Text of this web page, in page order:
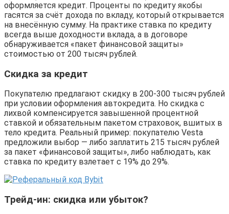
оформляется кредит. Проценты по кредиту якобы
гасятся за счёт дохода по вкладу, который открывается
на внесённую сумму. На практике ставка по кредиту
всегда выше доходности вклада, а в договоре
обнаруживается «пакет финансовой защиты»
стоимостью от 200 тысяч рублей.
Скидка за кредит
Покупателю предлагают скидку в 200-300 тысяч рублей
при условии оформления автокредита. Но скидка с
лихвой компенсируется завышенной процентной
ставкой и обязательным пакетом страховок, вшитых в
тело кредита. Реальный пример: покупателю Vesta
предложили выбор — либо заплатить 215 тысяч рублей
за пакет «финансовой защиты», либо наблюдать, как
ставка по кредиту взлетает с 19% до 29%.
Трейд-ин: скидка или убыток?